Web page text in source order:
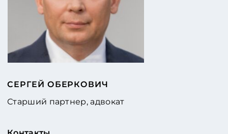
СЕРГЕЙ ОБЕРКОВИЧ
Старший партнер, адвокат